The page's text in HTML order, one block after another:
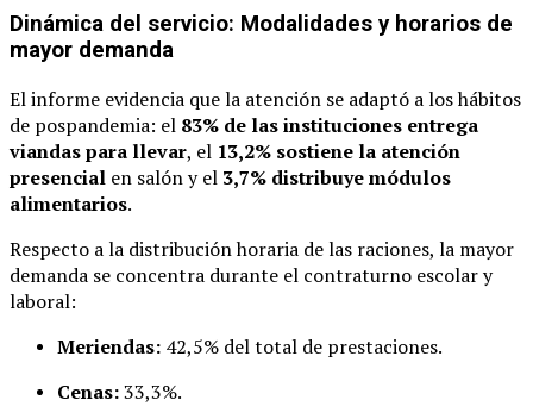
Dinámica del servicio: Modalidades y horarios de
mayor demanda
El informe evidencia que la atención se adaptó a los hábitos
de pospandemia: el 83% de las instituciones entrega
viandas para llevar, el 13,2% sostiene la atención
presencial en salón y el 3,7% distribuye módulos
alimentarios.
Respecto a la distribución horaria de las raciones, la mayor
demanda se concentra durante el contraturno escolar y
laboral:
Meriendas: 42,5% del total de prestaciones.
Cenas:33,3%.